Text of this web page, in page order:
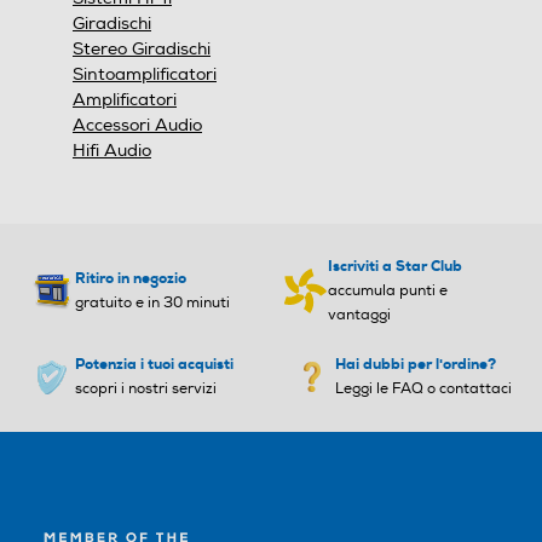
Giradischi
Stereo Giradischi
Sintoamplificatori
Amplificatori
Accessori Audio
Hifi Audio
Ritiro in negozio
gratuito e in 30 minuti
Iscriviti a Star Club
accumula punti e
vantaggi
Potenzia i tuoi acquisti
scopri i nostri servizi
Hai dubbi per l'ordine?
Leggi le FAQ o contattaci